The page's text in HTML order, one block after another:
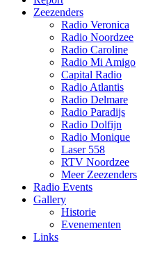
Zeezenders
Radio Veronica
Radio Noordzee
Radio Caroline
Radio Mi Amigo
Capital Radio
Radio Atlantis
Radio Delmare
Radio Paradijs
Radio Dolfijn
Radio Monique
Laser 558
RTV Noordzee
Meer Zeezenders
Radio Events
Gallery
Historie
Evenementen
Links